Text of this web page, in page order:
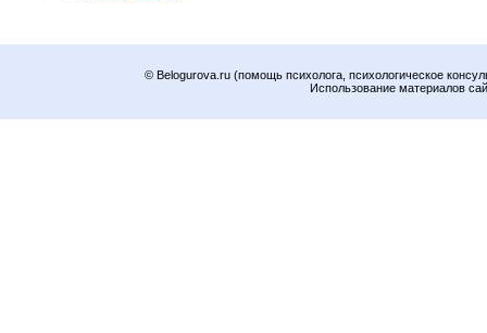
© Belogurova.ru (помощь психолога, психологическое
Использование материалов